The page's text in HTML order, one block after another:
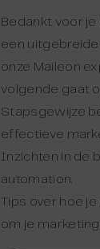
Bedankt voor
een
onze Maileon
volgende gaat
Stapsgewijze
effectieve
Inzichten in de
automation.
Tips over hoe
om je